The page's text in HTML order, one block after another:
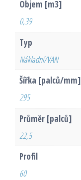
Objem [m3]
0,39
Typ
Nákladní/VAN
Šířka [palců/mm]
295
Průměr [palců]
22,5
Profil
60